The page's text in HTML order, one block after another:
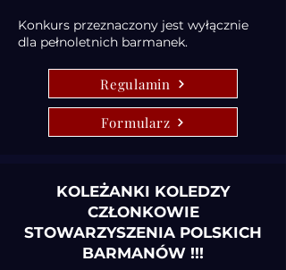
Konkurs przeznaczony jest wyłącznie
dla pełnoletnich barmanek.
Regulamin
Formularz
KOLEŻANKI KOLEDZY
CZŁONKOWIE
STOWARZYSZENIA POLSKICH
BARMANÓW !!!